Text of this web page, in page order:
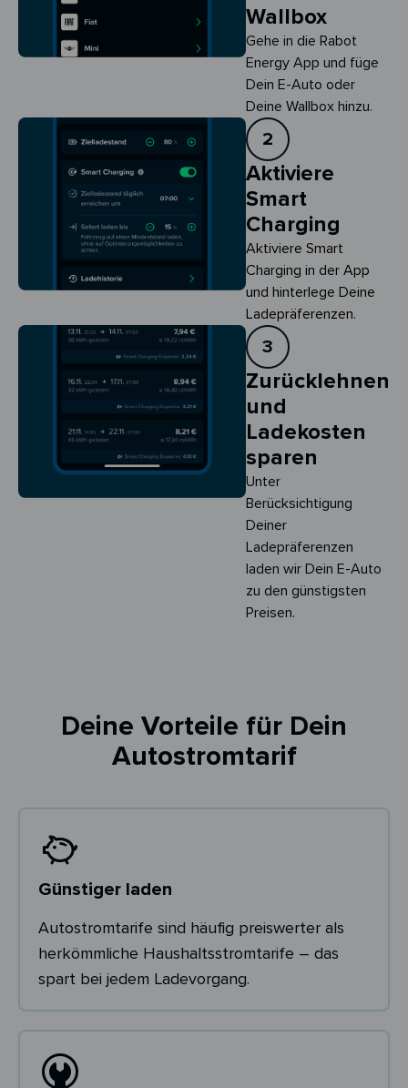
Wallbox
Gehe in die Rabot
Energy App und füge
Dein E-Auto oder
Deine Wallbox hinzu.
2
Aktiviere
Smart
Charging
Aktiviere Smart
Charging in der App
und hinterlege Deine
Ladepräferenzen.
3
Zurücklehnen
und
Ladekosten
sparen
Unter
Berücksichtigung
Deiner
Ladepräferenzen
laden wir Dein E-Auto
zu den günstigsten
Preisen.
Deine Vorteile für Dein
Autostromtarif
Günstiger laden
Autostromtarife sind häufig preiswerter als
herkömmliche Haushaltsstromtarife – das
spart bei jedem Ladevorgang.